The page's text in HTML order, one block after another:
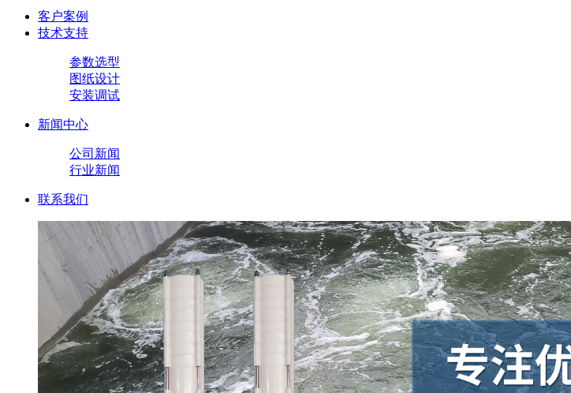
客户案例
技术支持
参数选型
图纸设计
安装调试
新闻中心
公司新闻
行业新闻
联系我们